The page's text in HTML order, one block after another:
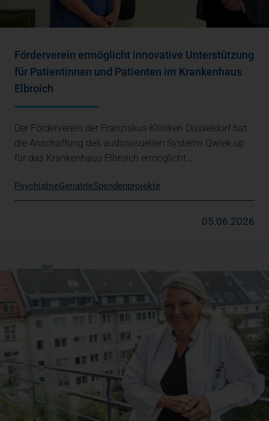
Förderverein ermöglicht innovative Unterstützung
für Patientinnen und Patienten im Krankenhaus
Elbroich
Der Förderverein der Franziskus Kliniken Düsseldorf hat
die Anschaffung des audiovisuellen Systems Qwiek.up
für das Krankenhaus Elbroich ermöglicht.…
PsychiatrieGeriatrieSpendenprojekte
05.06.2026